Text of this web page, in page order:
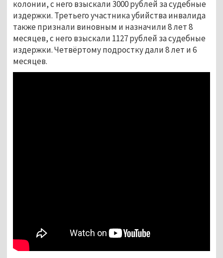
колонии, с него взыскали 3000 рублей за судебные
издержки. Третьего участника убийства инвалида
также признали виновным и назначили 8 лет 8
месяцев, с него взыскали 1127 рублей за судебные
издержки. Четвёртому подростку дали 8 лет и 6
месяцев.